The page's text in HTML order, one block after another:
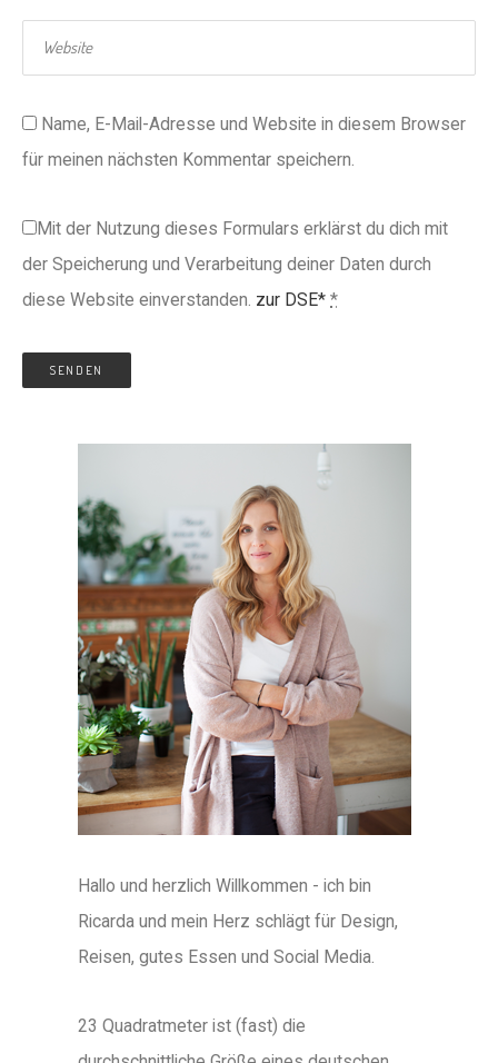
Name, E-Mail-Adresse und Website in diesem Browser
für meinen nächsten Kommentar speichern.
Mit der Nutzung dieses Formulars erklärst du dich mit
der Speicherung und Verarbeitung deiner Daten durch
diese Website einverstanden. zur DSE* *
Hallo und herzlich Willkommen - ich bin
Ricarda und mein Herz schlägt für Design,
Reisen, gutes Essen und Social Media.
23 Quadratmeter ist (fast) die